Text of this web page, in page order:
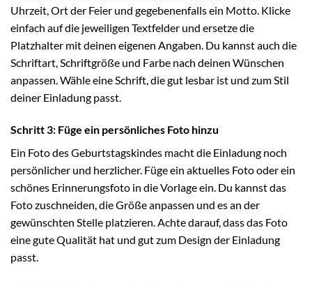
Uhrzeit, Ort der Feier und gegebenenfalls ein Motto. Klicke
einfach auf die jeweiligen Textfelder und ersetze die
Platzhalter mit deinen eigenen Angaben. Du kannst auch die
Schriftart, Schriftgröße und Farbe nach deinen Wünschen
anpassen. Wähle eine Schrift, die gut lesbar ist und zum Stil
deiner Einladung passt.
Schritt 3: Füge ein persönliches Foto hinzu
Ein Foto des Geburtstagskindes macht die Einladung noch
persönlicher und herzlicher. Füge ein aktuelles Foto oder ein
schönes Erinnerungsfoto in die Vorlage ein. Du kannst das
Foto zuschneiden, die Größe anpassen und es an der
gewünschten Stelle platzieren. Achte darauf, dass das Foto
eine gute Qualität hat und gut zum Design der Einladung
passt.